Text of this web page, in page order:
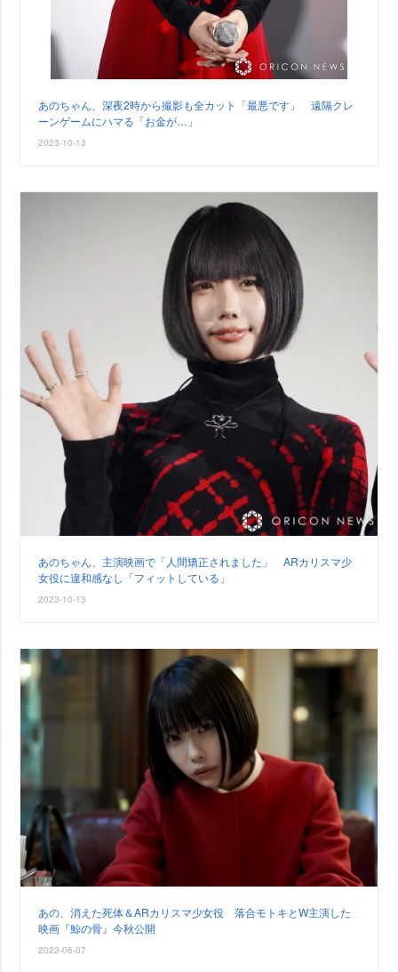
あのちゃん、深夜2時から撮影も全カット「最悪です」 遠隔クレ
ーンゲームにハマる「お金が…」
2023-10-13
あのちゃん、主演映画で「人間矯正されました」 ARカリスマ少
女役に違和感なし「フィットしている」
2023-10-13
あの、消えた死体＆ARカリスマ少女役 落合モトキとW主演した
映画『鯨の骨』今秋公開
2023-06-07